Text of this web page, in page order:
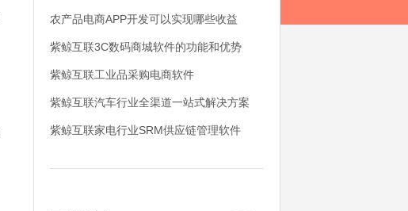
农产品电商APP开发可以实现哪些收益
紫鲸互联3C数码商城软件的功能和优势
紫鲸互联工业品采购电商软件
紫鲸互联汽车行业全渠道一站式解决方案
紫鲸互联家电行业SRM供应链管理软件